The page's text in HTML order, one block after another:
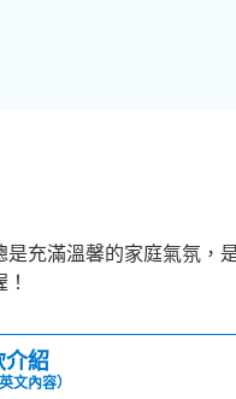
充滿溫馨的家庭氣氛，
介紹
文內容）